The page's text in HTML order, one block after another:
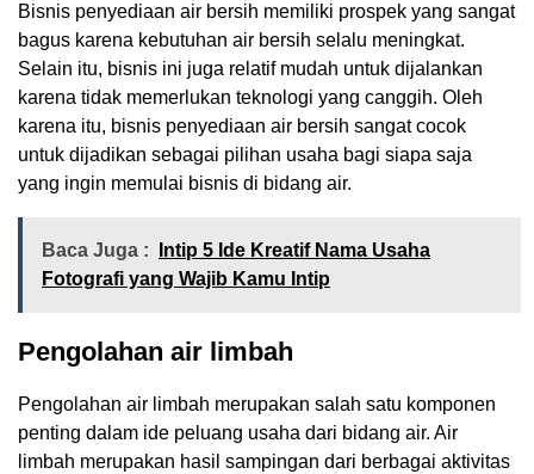
Bisnis penyediaan air bersih memiliki prospek yang sangat
bagus karena kebutuhan air bersih selalu meningkat.
Selain itu, bisnis ini juga relatif mudah untuk dijalankan
karena tidak memerlukan teknologi yang canggih. Oleh
karena itu, bisnis penyediaan air bersih sangat cocok
untuk dijadikan sebagai pilihan usaha bagi siapa saja
yang ingin memulai bisnis di bidang air.
Baca Juga :
Intip 5 Ide Kreatif Nama Usaha
Fotografi yang Wajib Kamu Intip
Pengolahan air limbah
Pengolahan air limbah merupakan salah satu komponen
penting dalam ide peluang usaha dari bidang air. Air
limbah merupakan hasil sampingan dari berbagai aktivitas